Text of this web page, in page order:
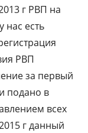
г РВП на
нас есть
РВП
за первый
подано в
всех
г данный